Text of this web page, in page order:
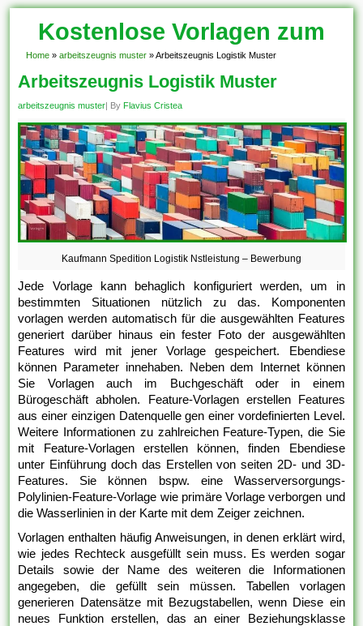
Kostenlose Vorlagen zum
Download!
Home » arbeitszeugnis muster » Arbeitszeugnis Logistik Muster
Arbeitszeugnis Logistik Muster
arbeitszeugnis muster| By Flavius Cristea
Kaufmann Spedition Logistik Nstleistung – Bewerbung
Jede Vorlage kann behaglich konfiguriert werden, um in
bestimmten Situationen nützlich zu das. Komponenten
vorlagen werden automatisch für die ausgewählten Features
generiert darüber hinaus ein fester Foto der ausgewählten
Features wird mit jener Vorlage gespeichert. Ebendiese
können Parameter innehaben. Neben dem Internet können
Sie Vorlagen auch im Buchgeschäft oder in einem
Bürogeschäft abholen. Feature-Vorlagen erstellen Features
aus einer einzigen Datenquelle gen einer vordefinierten Level.
Weitere Informationen zu zahlreichen Feature-Typen, die Sie
mit Feature-Vorlagen erstellen können, finden Ebendiese
unter Einführung doch das Erstellen von seiten 2D- und 3D-
Features. Sie können bspw. eine Wasserversorgungs-
Polylinien-Feature-Vorlage wie primäre Vorlage verborgen und
die Wasserlinien in der Karte mit dem Zeiger zeichnen.
Vorlagen enthalten häufig Anweisungen, in denen erklärt wird,
wie jedes Rechteck ausgefüllt sein muss. Es werden sogar
Details sowie der Name des weiteren die Informationen
angegeben, die gefüllt sein müssen. Tabellen vorlagen
generieren Datensätze mit Bezugstabellen, wenn Diese ein
neues Funktion erstellen, das an einer Beziehungsklasse